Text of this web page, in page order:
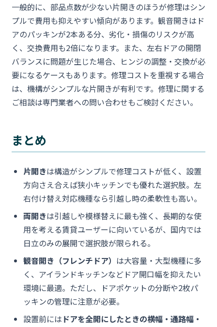
一般的に、部品点数が少ない片開きのほうが修理はシン
プルで費用も抑えやすい傾向があります。観音開きはド
アのパッキンが2本ある分、劣化・損傷のリスクが高
く、交換費用も2倍になります。また、左右ドアの開閉
バランスに問題が生じた場合、ヒンジの調整・交換が必
要になるケースもあります。修理コストを重視する場合
は、機構がシンプルな片開きが有利です。修理に関する
ご相談は専門業者への問い合わせもご検討ください。
まとめ
片開きは構造がシンプルで修理コストが低く、設置
方向さえ合えば狭小キッチンでも優れた選択肢。左
右付け替え対応機種なら引越し時の柔軟性も高い。
両開きは引越しや模様替えに最も強く、長期的な使
用を考える賃貸ユーザーに向いているが、国内では
日立のみの展開で選択肢が限られる。
観音開き（フレンチドア） は大容量・大型機種に多
く、アイランドキッチンなどドア開口幅を抑えたい
環境に最適。ただし、ドアポケットの分断や2枚パ
ッキンの管理に注意が必要。
設置前には ドアを全開にしたときの横幅・通路幅・